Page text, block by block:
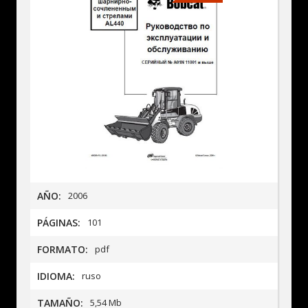
AÑO: 2006
PÁGINAS: 101
FORMATO: pdf
IDIOMA: ruso
TAMAÑO: 5,54 Mb